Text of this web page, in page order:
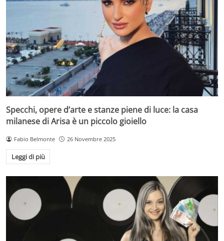
Specchi, opere d’arte e stanze piene di luce: la casa
milanese di Arisa è un piccolo gioiello
Fabio Belmonte 26 Novembre 2025
Leggi di più